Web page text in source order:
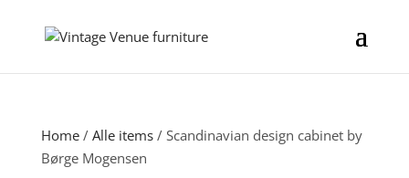
Home/ Alle items/ Scandinavian design cabinet by
Børge Mogensen